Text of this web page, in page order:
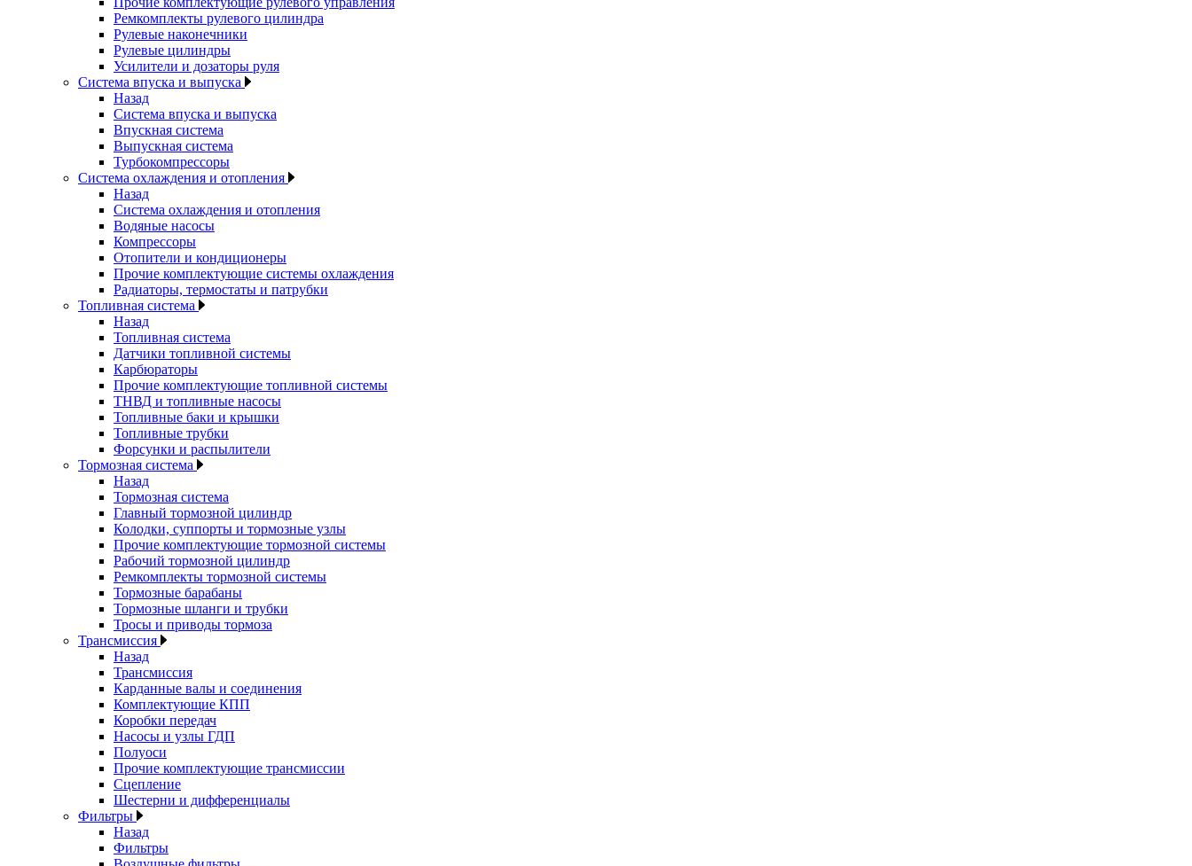
Ремкомплекты рулевого цилиндра
Рулевые наконечники
Рулевые цилиндры
Усилители и дозаторы руля
Система впуска и выпуска
Назад
Система впуска и выпуска
Впускная система
Выпускная система
Турбокомпрессоры
Система охлаждения и отопления
Назад
Система охлаждения и отопления
Водяные насосы
Компрессоры
Отопители и кондиционеры
Прочие комплектующие системы охлаждения
Радиаторы, термостаты и патрубки
Топливная система
Назад
Топливная система
Датчики топливной системы
Карбюраторы
Прочие комплектующие топливной системы
ТНВД и топливные насосы
Топливные баки и крышки
Топливные трубки
Форсунки и распылители
Тормозная система
Назад
Тормозная система
Главный тормозной цилиндр
Колодки, суппорты и тормозные узлы
Прочие комплектующие тормозной системы
Рабочий тормозной цилиндр
Ремкомплекты тормозной системы
Тормозные барабаны
Тормозные шланги и трубки
Тросы и приводы тормоза
Трансмиссия
Назад
Трансмиссия
Карданные валы и соединения
Комплектующие КПП
Коробки передач
Насосы и узлы ГДП
Полуоси
Прочие комплектующие трансмиссии
Сцепление
Шестерни и дифференциалы
Фильтры
Назад
Фильтры